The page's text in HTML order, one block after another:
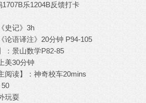
乐1204B反馈打卡
史记》3h
论语译注》20分钟 P94-105
：景山数学P82-85
美30分钟
阅读】：神奇校车20mins
玩耍